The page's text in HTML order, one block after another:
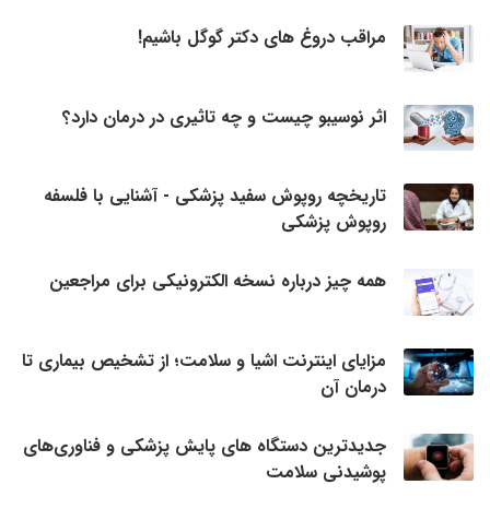
مراقب دروغ های دکتر گوگل باشیم!
اثر نوسیبو چیست و چه تاثیری در درمان دارد؟
تاریخچه روپوش سفید پزشکی - آشنایی با فلسفه
روپوش پزشکی
همه چیز درباره نسخه الکترونیکی برای مراجعین
مزایای اینترنت اشیا و سلامت؛ از تشخیص بیماری تا
درمان آن
جدیدترین دستگاه های پایش پزشکی و فناوری‌های
پوشیدنی سلامت